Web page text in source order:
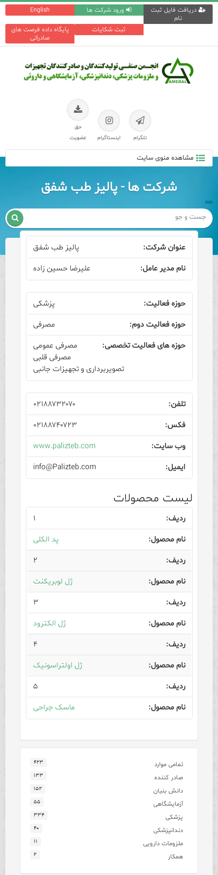
English ورود شرکت ها
دریافت فایل ثبت
نام
پایگاه داده فرصت های
صادراتی
ثبت شکایات
تلگرام اینستاگرام
حق
عضویت
مشاهده منوی سایت
شرکت ها - پالیز طب شفق

پالیز طب شفق
علیرضا حسین زاده
پزشکی
مصرفی
مصرفی عمومی
مصرفی قلبی
تصویربرداری و تجهیزات جانبی
۰۲۱۸۸۷۳۲۰۷۰
۰۲۱۸۸۷۴۰۷۲۳
www.palizteb.com
info@Palizteb.com
لیست محصولات
۱
پد الکلی
۲
ژل لوبریکنت
۳
ژل الکترود
۴
ژل اولتراسونیک
۵
ماسک جراحی
تمامی موارد ۴۲۳
صادر کننده ۱۳۳
دانش بنیان ۱۵۲
آزمایشگاهی ۵۵
پزشکی ۳۳۴
دندانپزشکی ۴۰
ملزومات دارویی ۱۱
همکار ۲